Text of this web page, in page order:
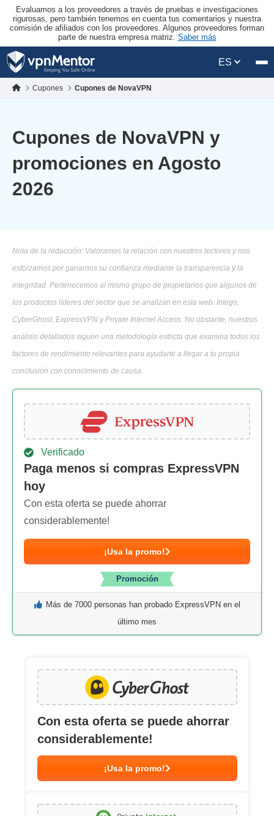
Evaluamos a los proveedores a través de pruebas e investigaciones
rigurosas, pero también tenemos en cuenta tus comentarios y nuestra
comisión de afiliados con los proveedores. Algunos proveedores forman
parte de nuestra empresa matriz. Saber más
ES
Cupones Cupones de NovaVPN
Cupones de NovaVPN y
promociones en Agosto
2026
Nota de la redacción: Valoramos la relación con nuestros lectores y nos
esforzamos por ganarnos su confianza mediante la transparencia y la
integridad. Pertenecemos al mismo grupo de propietarios que algunos de
los productos líderes del sector que se analizan en esta web: Intego,
CyberGhost, ExpressVPN y Private Internet Access. No obstante, nuestros
análisis detallados siguen una metodología estricta que examina todos los
factores de rendimiento relevantes para ayudarte a llegar a tu propia
conclusión con conocimiento de causa.
Verificado
Paga menos si compras ExpressVPN
hoy
Con esta oferta se puede ahorrar
considerablemente!
¡Usa la promo!
Promoción
Más de 7000 personas han probado ExpressVPN en el
último mes
Con esta oferta se puede ahorrar
considerablemente!
¡Usa la promo!